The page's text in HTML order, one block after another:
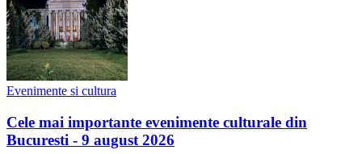
Evenimente si cultura
Cele mai importante evenimente culturale din
Bucuresti - 9 august 2026